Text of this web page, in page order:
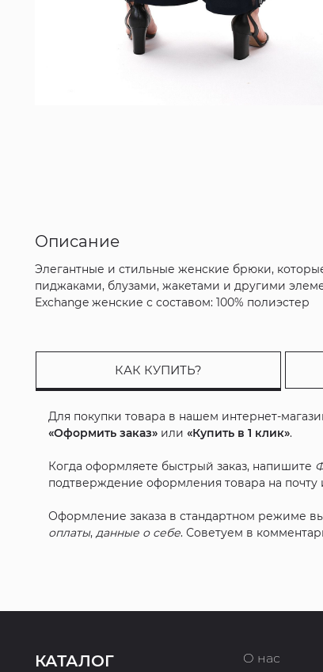
Описание
Элегантные и стильные женские брюки,
пиджаками, блузами, жакетами и другими
Exchange женские с составом: 100% полиэстер
КАК КУПИТЬ?
Для покупки товара в нашем интернет-
«Оформить заказ» или«Купить в 1 клик».
Когда оформляете быстрый заказ, напишите
подтверждение оформления товара на почту
Оформление заказа в стандартном режиме
оплаты,данные о себе. Советуем в
КАТАЛОГ
О нас